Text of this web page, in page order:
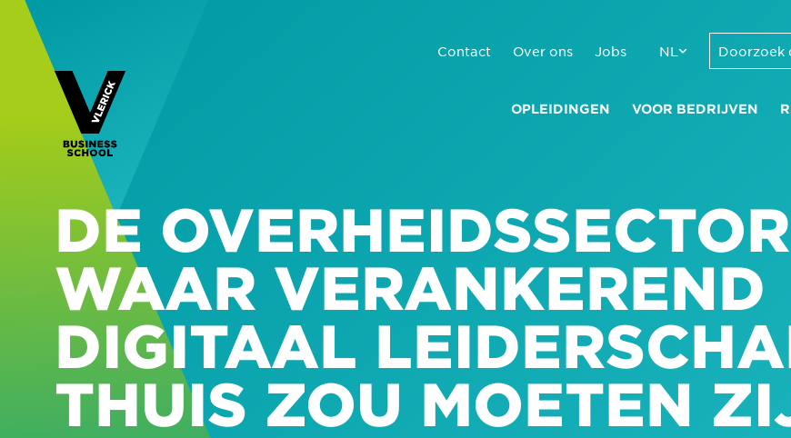
Contact Over ons Jobs NL
OPLEIDINGEN VOOR BEDRIJVEN
DE
WAAR VERANKEREND
DIGITAAL
THUIS ZOU MOETEN